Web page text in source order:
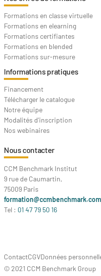
Formations en classe virtuelle
Formations en elearning
Formations certifiantes
Formations en blended
Formations sur-mesure
Informations pratiques
Financement
Télécharger le catalogue
Notre équipe
Modalités d'inscription
Nos webinaires
Nous contacter
CCM Benchmark Institut
9 rue de Caumartin,
75009 Paris
formation@ccmbenchmark.com
Tel : 01 47 79 50 16
ContactCGVDonnées
© 2021 CCM Benchmark Group